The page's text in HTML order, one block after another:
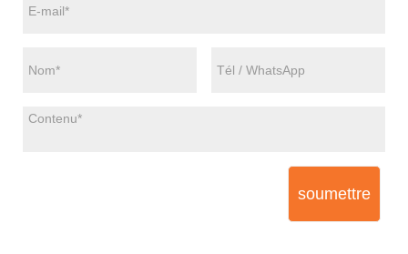
soumettre